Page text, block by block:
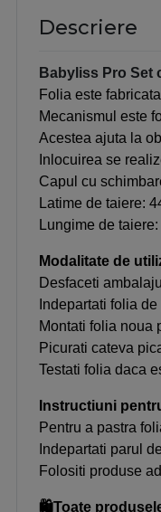
Descriere
Babyliss Pro Set
Folia este
Mecanismul este
Acestea ajuta la
Inlocuirea se
Capul cu
Latime de taiere:
Lungime de
Modalitate de
Desfaceti
Indepartati folia
Montati folia noua
Picurati cateva
Testati folia daca
Instructiuni
Pentru a pastra
Indepartati parul
Folositi produse
🛍️Toate